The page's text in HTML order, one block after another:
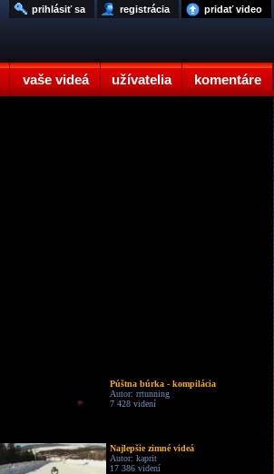
vaše videá užívatelia komentáre
pridať video
registrácia
prihlásiť sa
Púštna búrka - kompilácia
Autor: rrtunning
7 428 videní
Najlepšie zimné videá
Autor: kaprit
17 386 videní